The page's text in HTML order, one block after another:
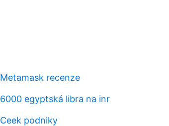
Metamask recenze
6000 egyptská libra na inr
Ceek podniky